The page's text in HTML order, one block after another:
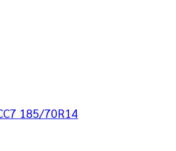
185/70R14